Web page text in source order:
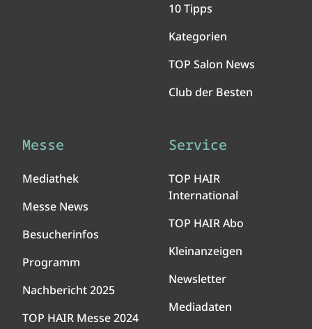
10 Tipps
Kategorien
TOP Salon News
Club der Besten
Messe
Mediathek
Messe News
Besucherinfos
Programm
Nachbericht 2025
TOP HAIR Messe 2024
Service
TOP HAIR
International
TOP HAIR Abo
Kleinanzeigen
Newsletter
Mediadaten